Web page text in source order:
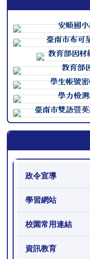
政令宣導
學習網站
校園常用連結
資訊教育